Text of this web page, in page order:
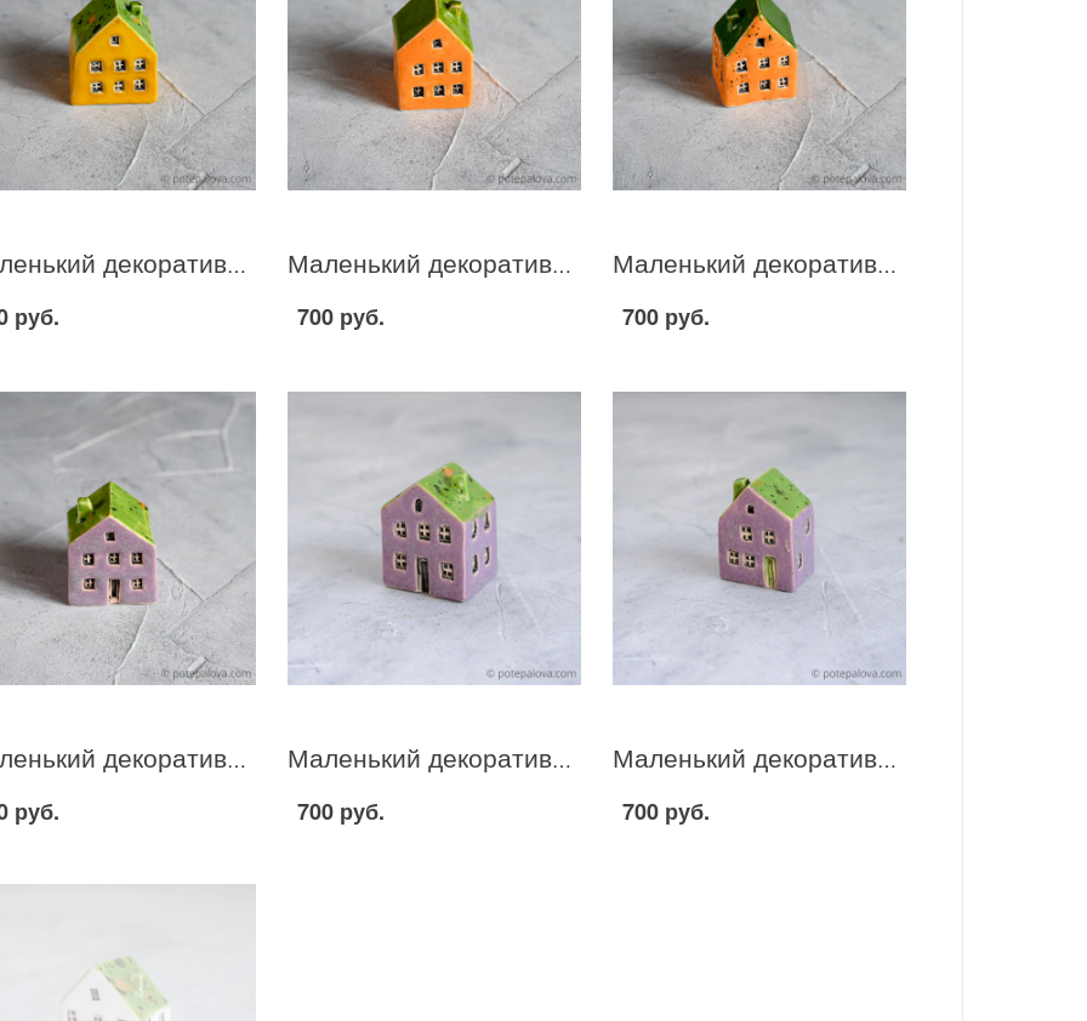
Маленький декоративный домик желто-зеленый I-8
руб.
Маленький декоративный домик желто-зеленый I-5
700 руб.
Маленький декоративный домик желто-зеленый I-4
700 руб.
Маленький декоративный домик сиренево-зеленый I-1
руб.
Маленький декоративный домик сиренево-зеленый 4
700 руб.
Маленький декоративный домик сиренево-зеленый 1
700 руб.